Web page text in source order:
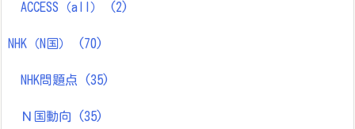
ACCESS（all） (2)
NHK（N国） (70)
NHK問題点 (35)
Ｎ国動向 (35)